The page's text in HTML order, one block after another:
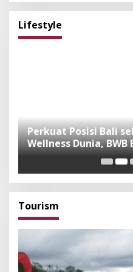
Lifestyle
Perkuat Posisi Bali
Wellness Dunia, BWB
Exhibitor Nasional
Tourism